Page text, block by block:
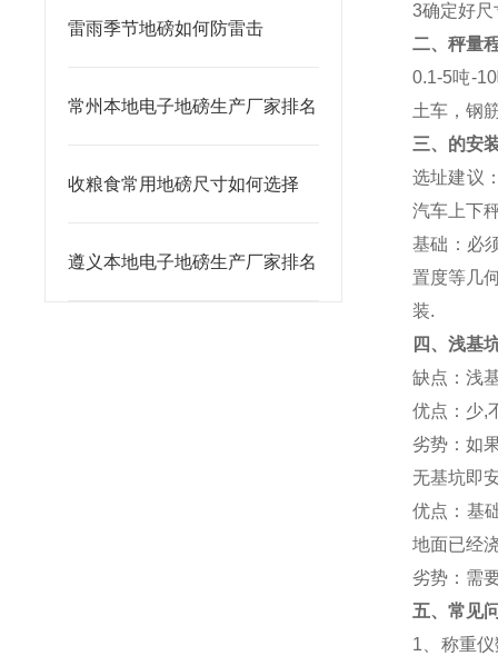
雷雨季节地磅如何防雷击
常州本地电子地磅生产厂家排名
收粮食常用地磅尺寸如何选择
遵义本地电子地磅生产厂家排名
3确定好
二、秤量
0.1-5吨-10
土车，钢
三、的安
选址建议
汽车上下
基础：必
置度等几
装.
四、浅基
缺点：浅
优点：少,
劣势：如
无基坑即
优点：基
地面已经
劣势：需
五、常见
1 、称重